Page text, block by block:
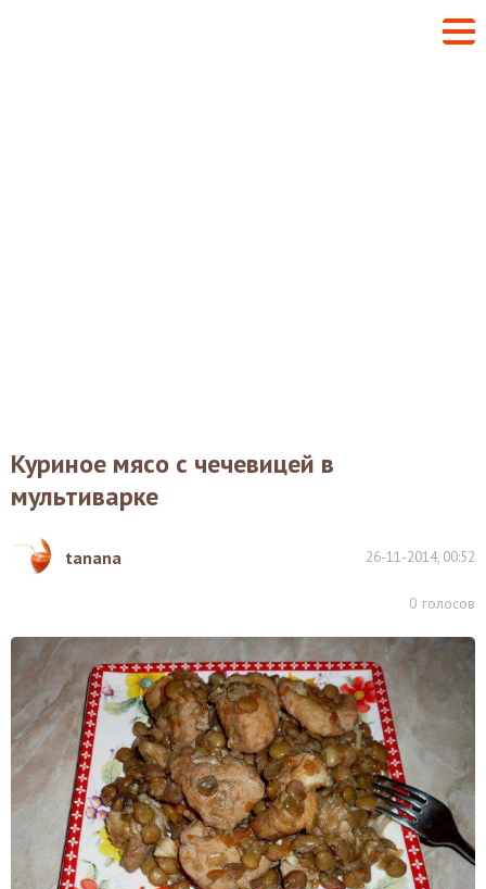
Куриное мясо с чечевицей в
мультиварке
tanana 26-11-2014, 00:52
0 голосов